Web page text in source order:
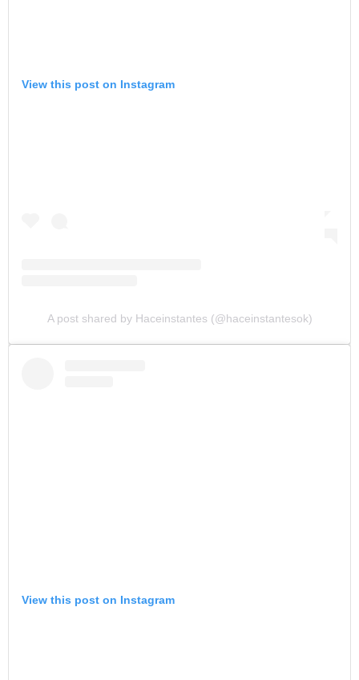
View this post on Instagram
A post shared by Haceinstantes (@haceinstantesok)
View this post on Instagram